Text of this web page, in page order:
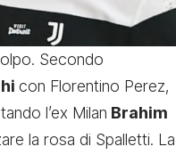
Secondo
con Florentino Perez,
l’ex Milan Brahim
la rosa di Spalletti. La